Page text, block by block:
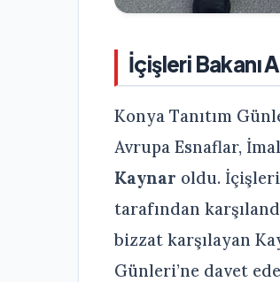
İçişleri Bakanı
Konya Tanıtım
Avrupa Esnaflar,
Kaynar oldu.
tarafından
bizzat karşılayan
Günleri’ne davet